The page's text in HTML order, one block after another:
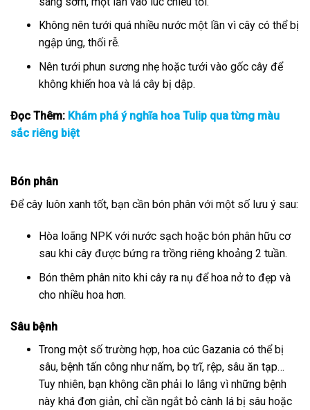
Không nên tưới quá nhiều nước một lần vì cây có thể bị
ngập úng, thối rễ.
Nên tưới phun sương nhẹ hoặc tưới vào gốc cây để
không khiến hoa và lá cây bị dập.
Đọc Thêm: Khám phá ý nghĩa hoa Tulip qua từng màu
sắc riêng biệt
Bón phân
Để cây luôn xanh tốt, bạn cần bón phân với một số lưu ý sau:
Hòa loãng NPK với nước sạch hoặc bón phân hữu cơ
sau khi cây được bứng ra trồng riêng khoảng 2 tuần.
Bón thêm phân nito khi cây ra nụ để hoa nở to đẹp và
cho nhiều hoa hơn.
Sâu bệnh
Trong một số trường hợp, hoa cúc Gazania có thể bị
sâu, bệnh tấn công như nấm, bọ trĩ, rệp, sâu ăn tạp…
Tuy nhiên, bạn không cần phải lo lắng vì những bệnh
này khá đơn giản, chỉ cần ngắt bỏ cành lá bị sâu hoặc